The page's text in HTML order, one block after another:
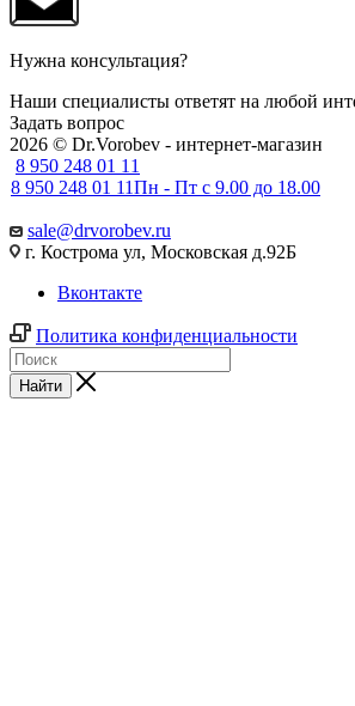
Нужна консультация?
Наши специалисты ответят на любой
Задать вопрос
2026 © Dr.Vorobev - интернет-магазин
8 950 248 01 11
8 950 248 01 11Пн - Пт с 9.00 до 18.00
sale@drvorobev.ru
г. Кострома ул, Московская д.92Б
Вконтакте
Политика конфиденциальности
Найти